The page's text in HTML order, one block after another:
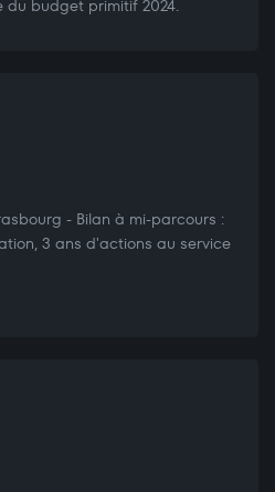
budget primitif 2024.
- Bilan à mi-parcours :
3 ans d'actions au service